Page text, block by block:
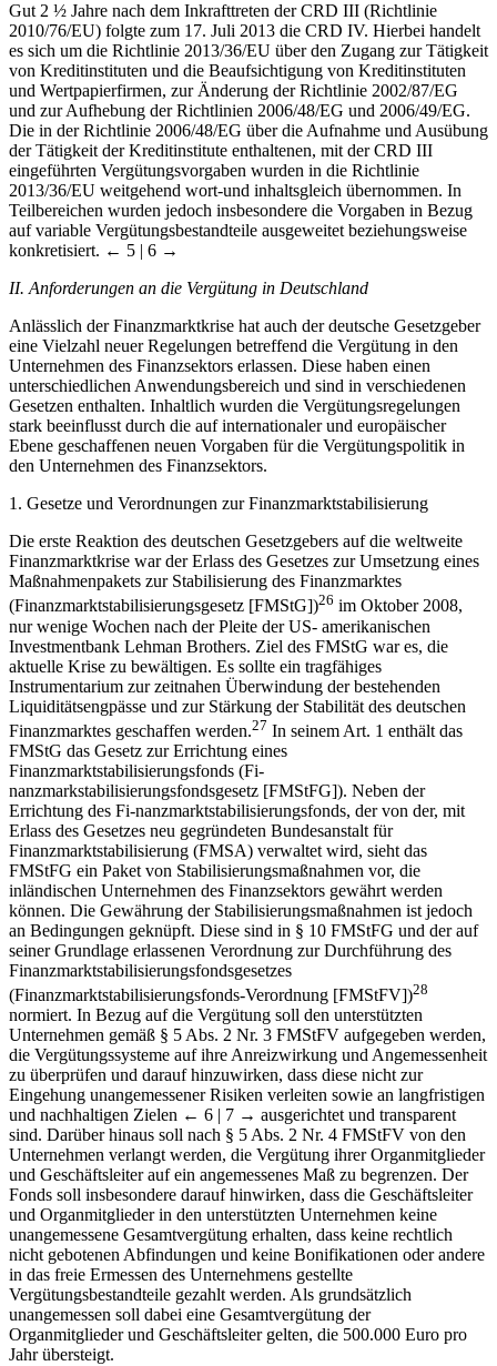
Gut 2 ½ Jahre nach dem Inkrafttreten der CRD III (Richtlinie
2010/76/EU) folgte zum 17. Juli 2013 die CRD IV. Hierbei handelt
es sich um die Richtlinie 2013/36/EU über den Zugang zur Tätigkeit
von Kreditinstituten und die Beaufsichtigung von Kreditinstituten
und Wertpapierfirmen, zur Änderung der Richtlinie 2002/87/EG
und zur Aufhebung der Richtlinien 2006/48/EG und 2006/49/EG.
Die in der Richtlinie 2006/48/EG über die Aufnahme und Ausübung
der Tätigkeit der Kreditinstitute enthaltenen, mit der CRD III
eingeführten Vergütungsvorgaben wurden in die Richtlinie
2013/36/EU weitgehend wort-und inhaltsgleich übernommen. In
Teilbereichen wurden jedoch insbesondere die Vorgaben in Bezug
auf variable Vergütungsbestandteile ausgeweitet beziehungsweise
konkretisiert. ← 5 | 6 →
II. Anforderungen an die Vergütung in Deutschland
Anlässlich der Finanzmarktkrise hat auch der deutsche Gesetzgeber
eine Vielzahl neuer Regelungen betreffend die Vergütung in den
Unternehmen des Finanzsektors erlassen. Diese haben einen
unterschiedlichen Anwendungsbereich und sind in verschiedenen
Gesetzen enthalten. Inhaltlich wurden die Vergütungsregelungen
stark beeinflusst durch die auf internationaler und europäischer
Ebene geschaffenen neuen Vorgaben für die Vergütungspolitik in
den Unternehmen des Finanzsektors.
1. Gesetze und Verordnungen zur Finanzmarktstabilisierung
Die erste Reaktion des deutschen Gesetzgebers auf die weltweite
Finanzmarktkrise war der Erlass des Gesetzes zur Umsetzung eines
Maßnahmenpakets zur Stabilisierung des Finanzmarktes
(Finanzmarktstabilisierungsgesetz [FMStG])26 im Oktober 2008,
nur wenige Wochen nach der Pleite der US- amerikanischen
Investmentbank Lehman Brothers. Ziel des FMStG war es, die
aktuelle Krise zu bewältigen. Es sollte ein tragfähiges
Instrumentarium zur zeitnahen Überwindung der bestehenden
Liquiditätsengpässe und zur Stärkung der Stabilität des deutschen
Finanzmarktes geschaffen werden.27 In seinem Art. 1 enthält das
FMStG das Gesetz zur Errichtung eines
Finanzmarktstabilisierungsfonds (Fi-
nanzmarkstabilisierungsfondsgesetz [FMStFG]). Neben der
Errichtung des Fi-nanzmarktstabilisierungsfonds, der von der, mit
Erlass des Gesetzes neu gegründeten Bundesanstalt für
Finanzmarktstabilisierung (FMSA) verwaltet wird, sieht das
FMStFG ein Paket von Stabilisierungsmaßnahmen vor, die
inländischen Unternehmen des Finanzsektors gewährt werden
können. Die Gewährung der Stabilisierungsmaßnahmen ist jedoch
an Bedingungen geknüpft. Diese sind in § 10 FMStFG und der auf
seiner Grundlage erlassenen Verordnung zur Durchführung des
Finanzmarktstabilisierungsfondsgesetzes
(Finanzmarktstabilisierungsfonds-Verordnung [FMStFV])28
normiert. In Bezug auf die Vergütung soll den unterstützten
Unternehmen gemäß § 5 Abs. 2 Nr. 3 FMStFV aufgegeben werden,
die Vergütungssysteme auf ihre Anreizwirkung und Angemessenheit
zu überprüfen und darauf hinzuwirken, dass diese nicht zur
Eingehung unangemessener Risiken verleiten sowie an langfristigen
und nachhaltigen Zielen ← 6 | 7 → ausgerichtet und transparent
sind. Darüber hinaus soll nach § 5 Abs. 2 Nr. 4 FMStFV von den
Unternehmen verlangt werden, die Vergütung ihrer Organmitglieder
und Geschäftsleiter auf ein angemessenes Maß zu begrenzen. Der
Fonds soll insbesondere darauf hinwirken, dass die Geschäftsleiter
und Organmitglieder in den unterstützten Unternehmen keine
unangemessene Gesamtvergütung erhalten, dass keine rechtlich
nicht gebotenen Abfindungen und keine Bonifikationen oder andere
in das freie Ermessen des Unternehmens gestellte
Vergütungsbestandteile gezahlt werden. Als grundsätzlich
unangemessen soll dabei eine Gesamtvergütung der
Organmitglieder und Geschäftsleiter gelten, die 500.000 Euro pro
Jahr übersteigt.